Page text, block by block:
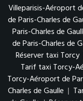
Villeparisis-Aéroport
de Paris-Charles de
Paris-Charles de
de Paris-Charles de
Réserver taxi Torcy
Tarif taxi Torcy-
Torcy-Aéroport de
Charles de Gaulle |